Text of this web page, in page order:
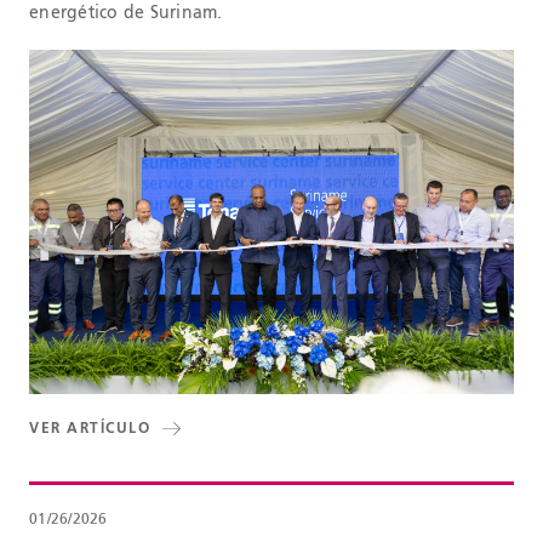
energético de Surinam.
VER ARTÍCULO
01/26/2026